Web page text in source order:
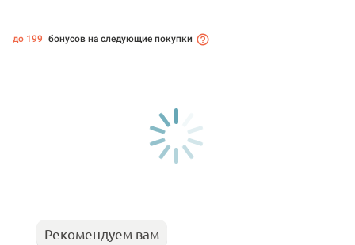
до 199 бонусов на следующие покупки
Рекомендуем вам